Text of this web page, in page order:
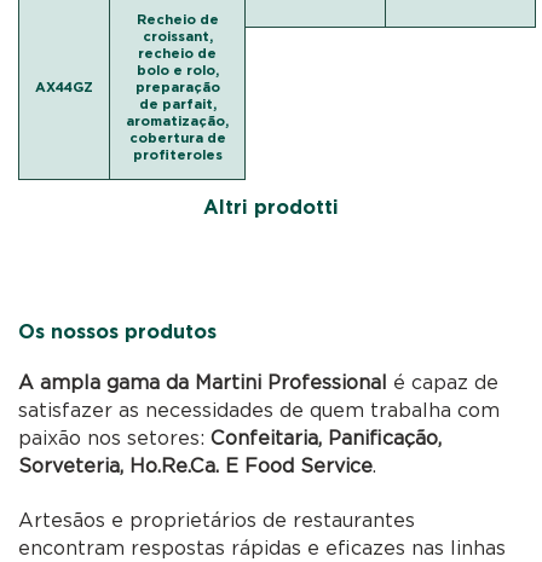
AX44GZ
Recheio de
croissant,
recheio de
bolo e rolo,
preparação
de parfait,
aromatização,
cobertura de
profiteroles
Altri prodotti
Os nossos produtos
A ampla gama da Martini Professional é capaz de
satisfazer as necessidades de quem trabalha com
paixão nos setores:Confeitaria, Panificação,
Sorveteria, Ho.Re.Ca. E Food Service.
Artesãos e proprietários de restaurantes
encontram respostas rápidas e eficazes nas linhas